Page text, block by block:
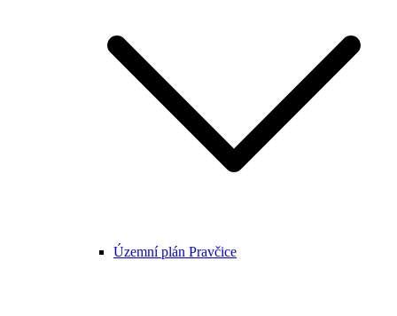
Územní plán Pravčice